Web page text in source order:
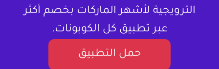
الترويجية لأشهر الماركات بخصم أكثر
عبر تطبيق كل الكوبونات.
حمل التطبيق